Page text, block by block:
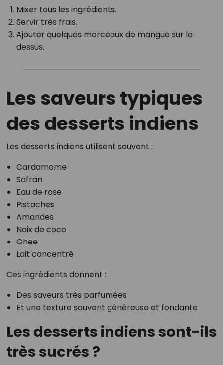
Mixer tous les ingrédients.
Servir très frais.
Ajouter quelques morceaux de mangue sur le
dessus.
Les saveurs typiques
des desserts indiens
Les desserts indiens utilisent souvent :
Cardamome
Safran
Eau de rose
Pistaches
Amandes
Noix de coco
Ghee
Lait concentré
Ces ingrédients donnent :
Des saveurs très parfumées
Et une texture souvent généreuse et fondante
Les desserts indiens sont-ils
très sucrés ?